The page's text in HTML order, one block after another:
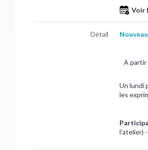
Voir
Détail
A partir
Un lundi
les
l'atelier)